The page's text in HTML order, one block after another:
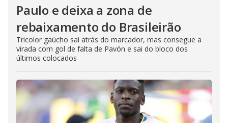
Paulo e deixa a zona de
rebaixamento do Brasileirão
Tricolor gaúcho sai atrás do marcador, mas consegue a
virada com gol de falta de Pavón e sai do bloco dos
últimos colocados